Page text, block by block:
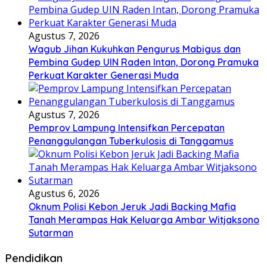
Agustus 7, 2026
Wagub Jihan Kukuhkan Pengurus Mabigus dan
Pembina Gudep UIN Raden Intan, Dorong Pramuka
Perkuat Karakter Generasi Muda
Agustus 7, 2026
Pemprov Lampung Intensifkan Percepatan
Penanggulangan Tuberkulosis di Tanggamus
Agustus 6, 2026
Oknum Polisi Kebon Jeruk Jadi Backing Mafia
Tanah Merampas Hak Keluarga Ambar Witjaksono
Sutarman
Pendidikan